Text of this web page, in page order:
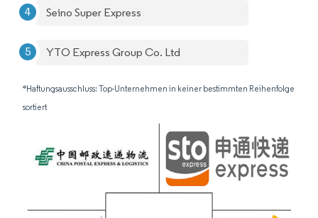
Seino Super Express
YTO Express Group Co. Ltd
*Haftungsausschluss: Top-Unternehmen in keiner bestimmten Reihenfolge
sortiert